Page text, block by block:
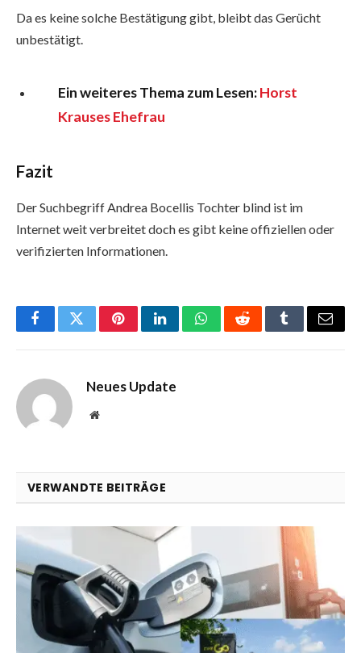
Da es keine solche Bestätigung gibt, bleibt das Gerücht
unbestätigt.
Ein weiteres Thema zum Lesen:Horst
Krauses Ehefrau
Fazit
Der Suchbegriff Andrea Bocellis Tochter blind ist im
Internet weit verbreitet doch es gibt keine offiziellen oder
verifizierten Informationen.
FacebookTwitterPinterestLinkedInWhatsAppRedditTumblrEmail
Neues Update
Website
VERWANDTE BEITRÄGE